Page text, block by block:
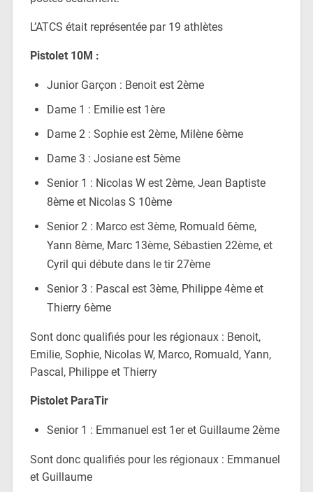
L’ATCS était représentée par 19 athlètes
Pistolet 10M :
Junior Garçon : Benoit est 2ème
Dame 1 : Emilie est 1ère
Dame 2 : Sophie est 2ème, Milène 6ème
Dame 3 : Josiane est 5ème
Senior 1 : Nicolas W est 2ème, Jean Baptiste
8ème et Nicolas S 10ème
Senior 2 : Marco est 3ème, Romuald 6ème,
Yann 8ème, Marc 13ème, Sébastien 22ème, et
Cyril qui débute dans le tir 27ème
Senior 3 : Pascal est 3ème, Philippe 4ème et
Thierry 6ème
Sont donc qualifiés pour les régionaux : Benoit,
Emilie, Sophie, Nicolas W, Marco, Romuald, Yann,
Pascal, Philippe et Thierry
Pistolet ParaTir
Senior 1 : Emmanuel est 1er et Guillaume 2ème
Sont donc qualifiés pour les régionaux : Emmanuel
et Guillaume